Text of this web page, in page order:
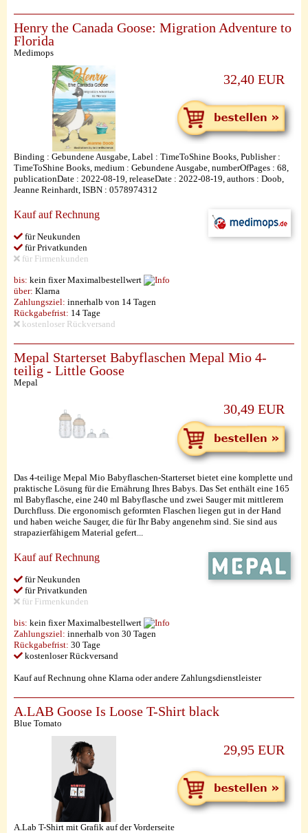
Henry the Canada Goose: Migration Adventure to
Florida
Medimops
32,40 EUR
Binding : Gebundene Ausgabe, Label : TimeToShine Books, Publisher :
TimeToShine Books, medium : Gebundene Ausgabe, numberOfPages : 68,
publicationDate : 2022-08-19, releaseDate : 2022-08-19, authors : Doob,
Jeanne Reinhardt, ISBN : 0578974312
Kauf auf Rechnung
für Neukunden
für Privatkunden
für Firmenkunden
bis: kein fixer Maximalbestellwert
über: Klarna
Zahlungsziel: innerhalb von 14 Tagen
Rückgabefrist: 14 Tage
kostenloser Rückversand
Mepal Starterset Babyflaschen Mepal Mio 4-
teilig - Little Goose
Mepal
30,49 EUR
Das 4-teilige Mepal Mio Babyflaschen-Starterset bietet eine komplette und
praktische Lösung für die Ernährung Ihres Babys. Das Set enthält eine 165
ml Babyflasche, eine 240 ml Babyflasche und zwei Sauger mit mittlerem
Durchfluss. Die ergonomisch geformten Flaschen liegen gut in der Hand
und haben weiche Sauger, die für Ihr Baby angenehm sind. Sie sind aus
strapazierfähigem Material gefert...
Kauf auf Rechnung
für Neukunden
für Privatkunden
für Firmenkunden
bis: kein fixer Maximalbestellwert
Zahlungsziel: innerhalb von 30 Tagen
Rückgabefrist: 30 Tage
kostenloser Rückversand
Kauf auf Rechnung ohne Klarna oder andere Zahlungsdienstleister
A.LAB Goose Is Loose T-Shirt black
Blue Tomato
29,95 EUR
A.Lab T-Shirt mit Grafik auf der Vorderseite